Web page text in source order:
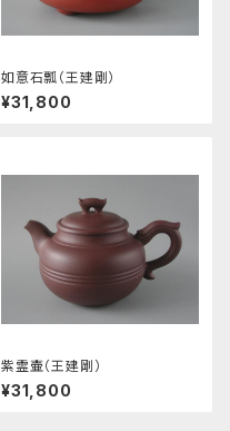
如意石瓢（王建剛）
¥31,800
紫霊壷（王建剛）
¥31,800